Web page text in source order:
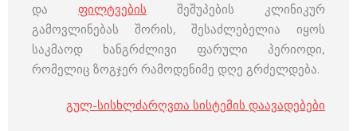
და ფილტვების შეშუპების კლინიკურ
გამოვლინებას შორის, შესაძლებელია იყოს
საკმაოდ ხანგრძლივი ფარული პერიოდი,
რომელიც ზოგჯერ რამოდენიმე დღე გრძელდება.
გულ-სისხლძარღვთა სისტემის დაავადებები